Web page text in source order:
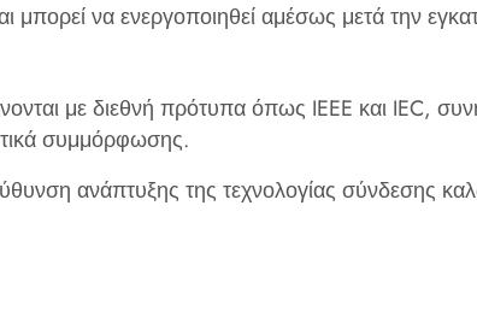
μπορεί να ενεργοποιηθεί αμέσως μετά την
με διεθνή πρότυπα όπως IEEE και IEC,
συμμόρφωσης.
ανάπτυξης της τεχνολογίας σύνδεσης